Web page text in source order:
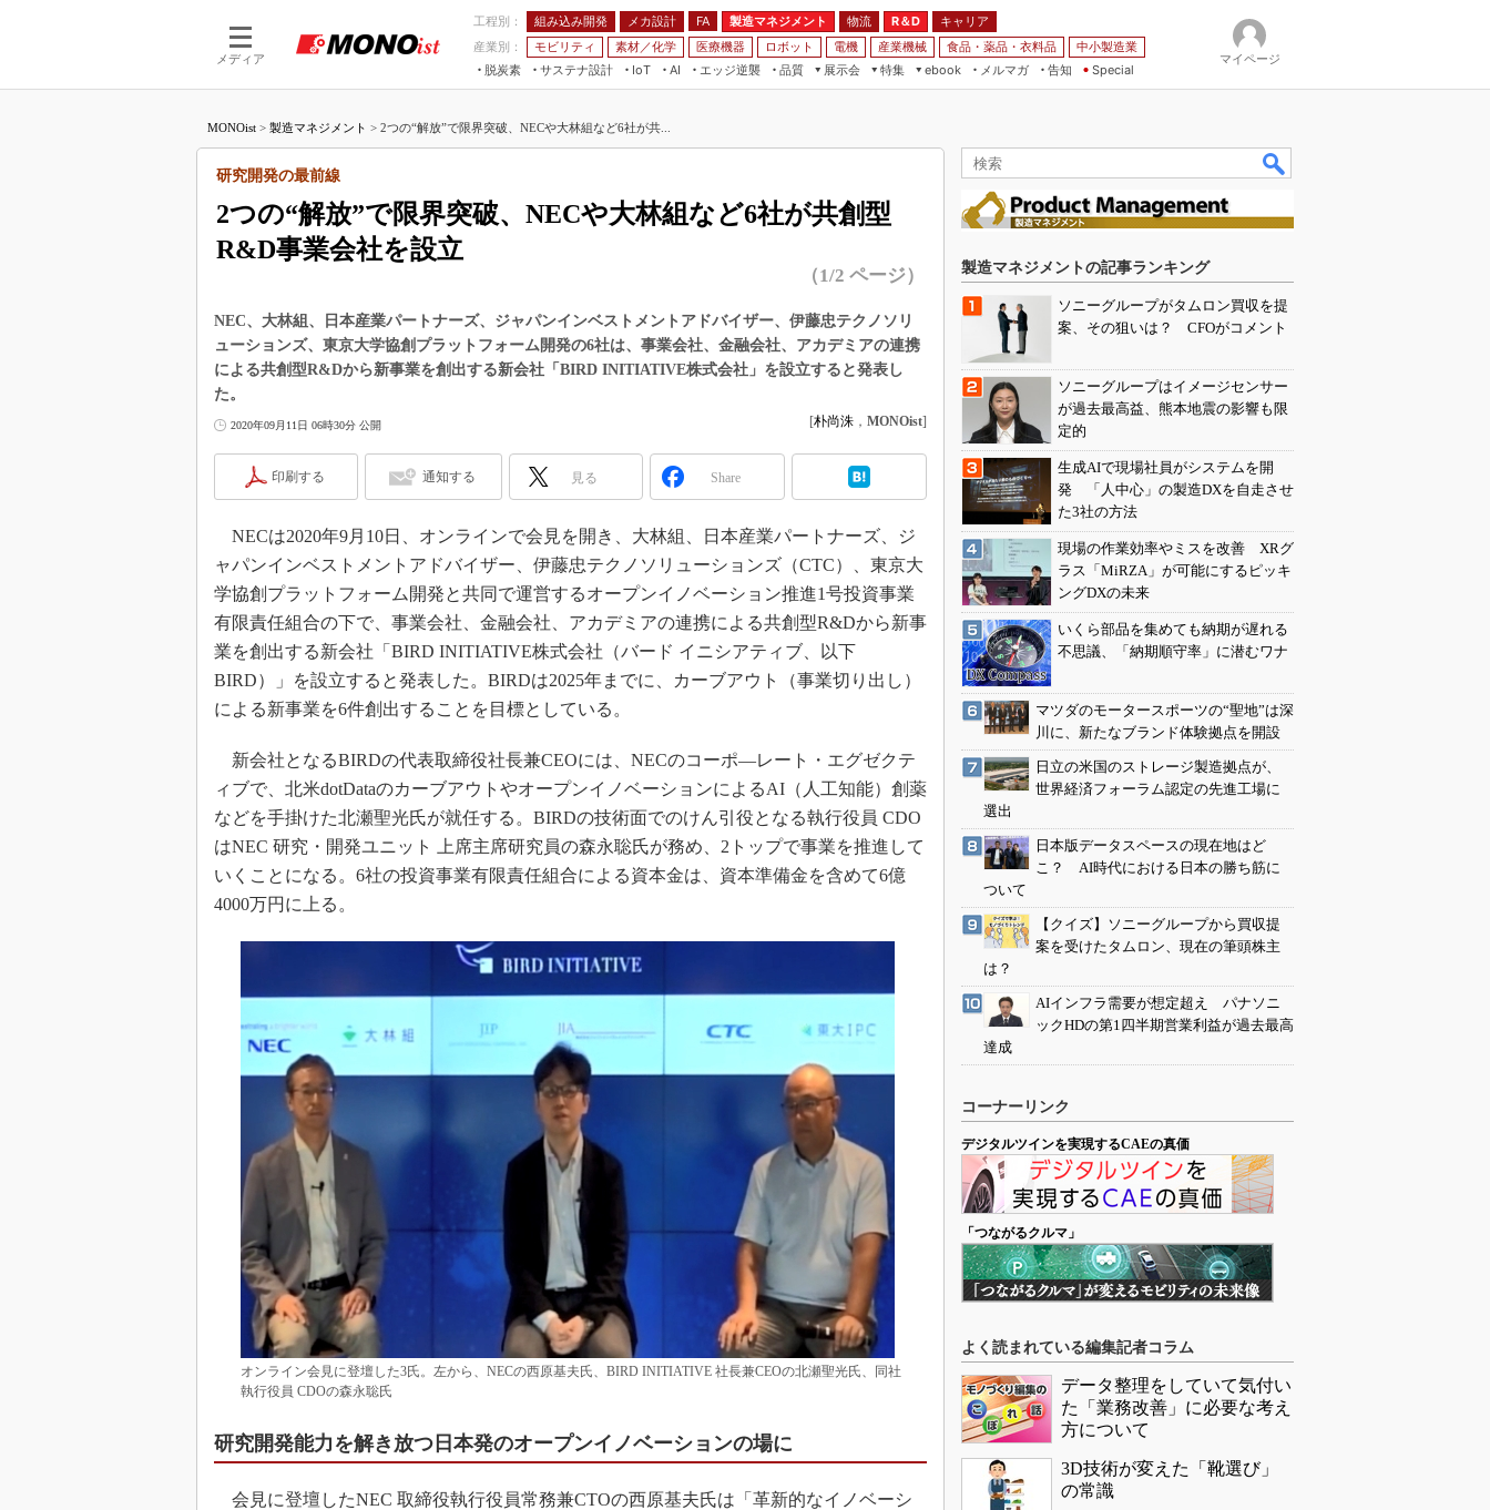
メディア
工程別： 組み込み開発 メカ設計 FA 製造マネジメント 物流 R＆D
キャリア
産業別：
モビリティ 素材／化学 医療機器 ロボット 電機 産業機械 食品・薬品・衣料品
中小製造業
脱炭素
サステナ設計
IoT
つながる工場
AI
AI×設備保全
エッジ逆襲 品質
展示会
JIMTOF
IIFES
TECHNO-FRONTIER
人テク展
日本ものづくりワールド
AUTOMOTIVE WORLD
特集
つながるクルマ
VR／AR
フィールドサービス
組み込みモデリング
Windows Embedded
無償設計ツール
3Dプリンタ
デジタルツインとCAE
S＆OP
インダストリー4.0
イノベーション
製造業ビッグデータ
知財マネジメント
海外生産
グローバル設計・開発
制御セキュリティ
ebook
モビリティ
メルマガ
告知 Special
マイページ
MONOist > 製造マネジメント > 2つの“解放”で限界突破、NECや大林組など6社が共...
2つの“解放”で限界突破、NECや大林組など6社が共創型
R&D事業会社を設立
研究開発の最前線
（1/2 ページ）
NEC、大林組、日本産業パートナーズ、ジャパンインベストメントアドバイザー、伊藤忠テクノソリ
ューションズ、東京大学協創プラットフォーム開発の6社は、事業会社、金融会社、アカデミアの連携
による共創型R&Dから新事業を創出する新会社「BIRD INITIATIVE株式会社」を設立すると発表し
た。
2020年09月11日 06時30分 公開 [朴尚洙 ， MONOist]
印刷する 通知する 見る Share
NECは2020年9月10日、オンラインで会見を開き、大林組、日本産業パートナーズ、ジ
ャパンインベストメントアドバイザー、伊藤忠テクノソリューションズ（CTC）、東京大
学協創プラットフォーム開発と共同で運営するオープンイノベーション推進1号投資事業
有限責任組合の下で、事業会社、金融会社、アカデミアの連携による共創型R&Dから新事
業を創出する新会社「BIRD INITIATIVE株式会社（バード イニシアティブ、以下
BIRD）」を設立すると発表した。BIRDは2025年までに、カーブアウト（事業切り出し）
による新事業を6件創出することを目標としている。
新会社となるBIRDの代表取締役社長兼CEOには、NECのコーポ―レート・エグゼクテ
ィブで、北米dotDataのカーブアウトやオープンイノベーションによるAI（人工知能）創薬
などを手掛けた北瀬聖光氏が就任する。BIRDの技術面でのけん引役となる執行役員 CDO
はNEC 研究・開発ユニット 上席主席研究員の森永聡氏が務め、2トップで事業を推進して
いくことになる。6社の投資事業有限責任組合による資本金は、資本準備金を含めて6億
4000万円に上る。
オンライン会見に登壇した3氏。左から、NECの西原基夫氏、BIRD INITIATIVE 社長兼CEOの北瀬聖光氏、同社
執行役員 CDOの森永聡氏
研究開発能力を解き放つ日本発のオープンイノベーションの場に
会見に登壇したNEC 取締役執行役員常務兼CTOの西原基夫氏は「革新的なイノベーシ
製造マネジメントの記事ランキング
ソニーグループがタムロン買収を提
案、その狙いは？ CFOがコメント
ソニーグループはイメージセンサー
が過去最高益、熊本地震の影響も限
定的
生成AIで現場社員がシステムを開
発 「人中心」の製造DXを自走させ
た3社の方法
現場の作業効率やミスを改善 XRグ
ラス「MiRZA」が可能にするピッキ
ングDXの未来
いくら部品を集めても納期が遅れる
不思議、「納期順守率」に潜むワナ
マツダのモータースポーツの“聖地”は深
川に、新たなブランド体験拠点を開設
日立の米国のストレージ製造拠点が、
世界経済フォーラム認定の先進工場に
選出
日本版データスペースの現在地はど
こ？ AI時代における日本の勝ち筋に
ついて
【クイズ】ソニーグループから買収提
案を受けたタムロン、現在の筆頭株主
は？
AIインフラ需要が想定超え パナソニ
ックHDの第1四半期営業利益が過去最高
達成
コーナーリンク
デジタルツインを実現するCAEの真価
「つながるクルマ」
よく読まれている編集記者コラム
データ整理をしていて気付い
た「業務改善」に必要な考え
方について
3D技術が変えた「靴選び」
の常識